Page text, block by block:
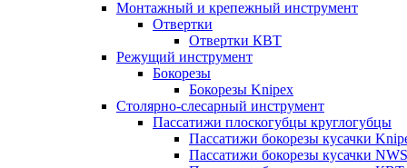
Монтажный и крепежный инструмент
Отвертки
Отвертки КВТ
Режущий инструмент
Бокорезы
Бокорезы Knipex
Столярно-слесарный инструмент
Пассатижи плоскогубцы круглогубцы
Пассатижи бокорезы кусачки
Пассатижи бокорезы кусачки NWS